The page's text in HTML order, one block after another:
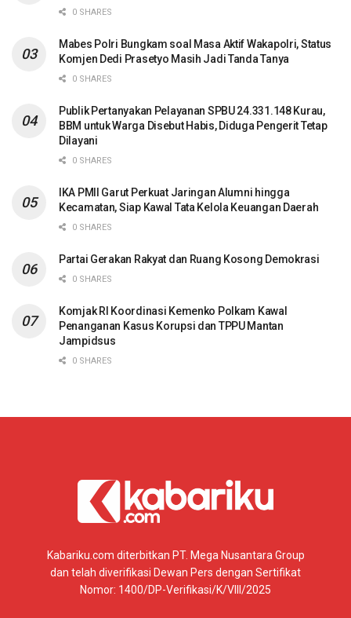
0 SHARES
Mabes Polri Bungkam soal Masa Aktif Wakapolri, Status
Komjen Dedi Prasetyo Masih Jadi Tanda Tanya
0 SHARES
Publik Pertanyakan Pelayanan SPBU 24.331.148 Kurau,
BBM untuk Warga Disebut Habis, Diduga Pengerit Tetap
Dilayani
0 SHARES
IKA PMII Garut Perkuat Jaringan Alumni hingga
Kecamatan, Siap Kawal Tata Kelola Keuangan Daerah
0 SHARES
Partai Gerakan Rakyat dan Ruang Kosong Demokrasi
0 SHARES
Komjak RI Koordinasi Kemenko Polkam Kawal
Penanganan Kasus Korupsi dan TPPU Mantan
Jampidsus
0 SHARES
Kabariku.com diterbitkan PT. Mega Nusantara Group
dan telah diverifikasi Dewan Pers dengan Sertifikat
Nomor: 1400/DP-Verifikasi/K/VIII/2025